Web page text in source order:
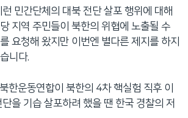
민간단체의 대북 전단 살포 행위에 대해
지역 주민들이 북한의 위협에 노출될 수
요청해 왔지만 이번엔 별다른 제지를 하지
니다.
한운동연합이 북한의 4차 핵실험 직후 이
을 기습 살포하려 했을 땐 한국 경찰의 저